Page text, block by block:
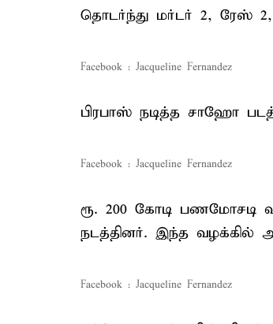
தொடர்ந்து மர்டர் 2, ரேஸ்
Facebook : Jacqueline Fernandez
பிரபாஸ் நடித்த சாஹோ
Facebook : Jacqueline Fernandez
ரூ. 200 கோடி பணமோசடி
நடத்தினர். இந்த வழக்கில்
Facebook : Jacqueline Fernandez